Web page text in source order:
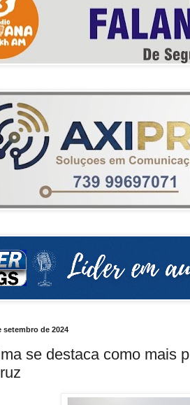
setembro de 2024
se destaca como mais